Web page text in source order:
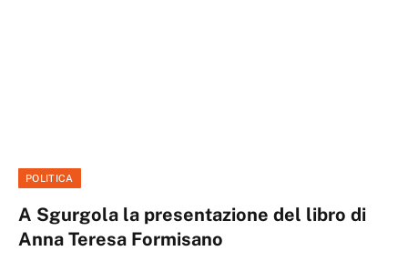
POLITICA
A Sgurgola la presentazione del libro di
Anna Teresa Formisano